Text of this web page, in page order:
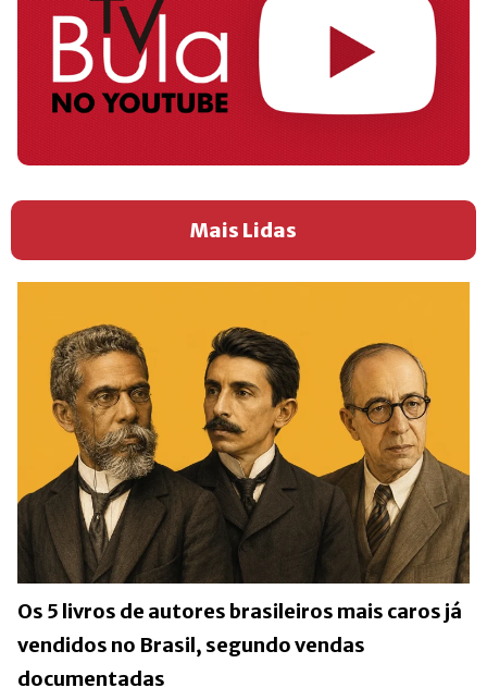
Mais Lidas
Os 5 livros de autores brasileiros mais caros já
vendidos no Brasil, segundo vendas
documentadas